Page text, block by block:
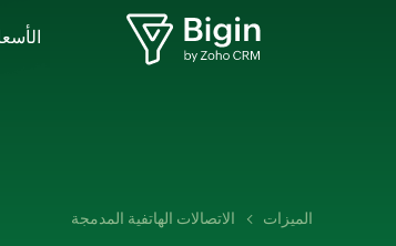
الميزات الاتصالات الهاتفية المدمجة